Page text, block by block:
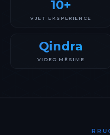
10+
VJET EKSPERIENCË
Qindra
VIDEO MËSIME